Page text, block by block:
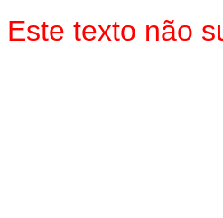
Este texto não